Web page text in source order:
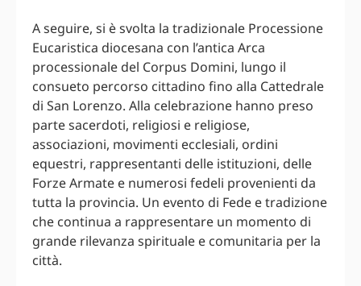
A seguire, si è svolta la tradizionale Processione
Eucaristica diocesana con l’antica Arca
processionale del Corpus Domini, lungo il
consueto percorso cittadino fino alla Cattedrale
di San Lorenzo. Alla celebrazione hanno preso
parte sacerdoti, religiosi e religiose,
associazioni, movimenti ecclesiali, ordini
equestri, rappresentanti delle istituzioni, delle
Forze Armate e numerosi fedeli provenienti da
tutta la provincia. Un evento di Fede e tradizione
che continua a rappresentare un momento di
grande rilevanza spirituale e comunitaria per la
città.